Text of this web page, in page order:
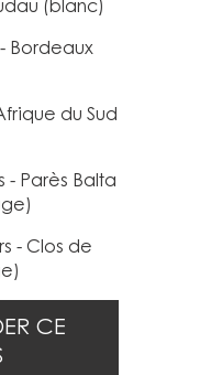
(blanc)
Bordeaux
du Sud
- Parès Balta
- Clos de
CE